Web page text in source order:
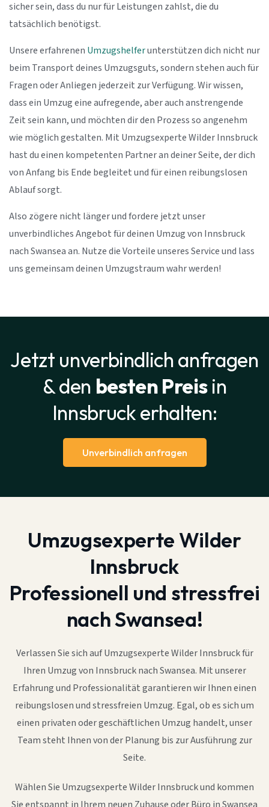
sicher sein, dass du nur für Leistungen zahlst, die du
tatsächlich benötigst.
Unsere erfahrenen Umzugshelferunterstützen dich nicht nur
beim Transport deines Umzugsguts, sondern stehen auch für
Fragen oder Anliegen jederzeit zur Verfügung. Wir wissen,
dass ein Umzug eine aufregende, aber auch anstrengende
Zeit sein kann, und möchten dir den Prozess so angenehm
wie möglich gestalten. Mit Umzugsexperte Wilder Innsbruck
hast du einen kompetenten Partner an deiner Seite, der dich
von Anfang bis Ende begleitet und für einen reibungslosen
Ablauf sorgt.
Also zögere nicht länger und fordere jetzt unser
unverbindliches Angebot für deinen Umzug von Innsbruck
nach Swansea an. Nutze die Vorteile unseres Service und lass
uns gemeinsam deinen Umzugstraum wahr werden!
Jetzt unverbindlich anfragen
& den besten Preisin
Innsbruck erhalten:
Unverbindlich anfragen
Umzugsexperte Wilder
Innsbruck
Professionell und stressfrei
nach Swansea!
Verlassen Sie sich auf Umzugsexperte Wilder Innsbruck für
Ihren Umzug von Innsbruck nach Swansea. Mit unserer
Erfahrung und Professionalität garantieren wir Ihnen einen
reibungslosen und stressfreien Umzug. Egal, ob es sich um
einen privaten oder geschäftlichen Umzug handelt, unser
Team steht Ihnen von der Planung bis zur Ausführung zur
Seite.
Wählen Sie Umzugsexperte Wilder Innsbruck und kommen